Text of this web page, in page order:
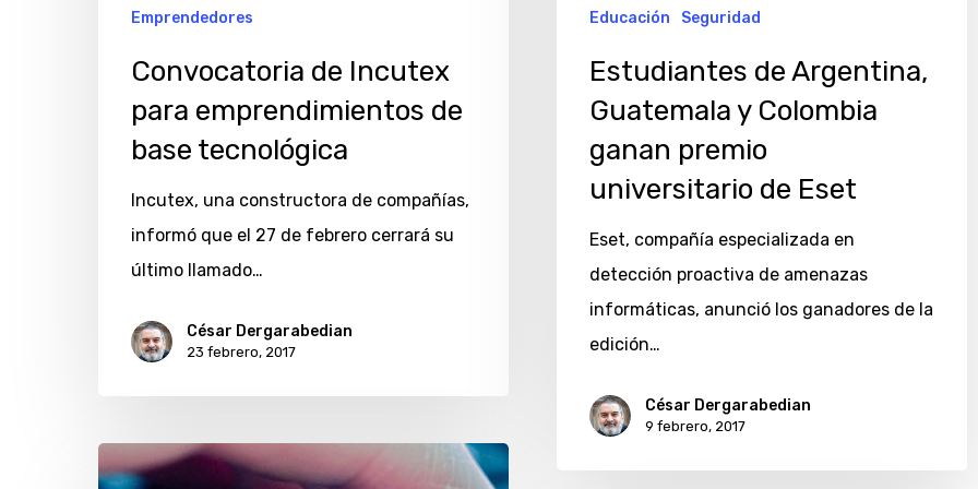
Emprendedores
Convocatoria de Incutex
para emprendimientos de
base tecnológica
Incutex, una constructora de compañías,
informó que el 27 de febrero cerrará su
último llamado…
César Dergarabedian
23 febrero, 2017
Educación Seguridad
Estudiantes de Argentina,
Guatemala y Colombia
ganan premio
universitario de Eset
Eset, compañía especializada en
detección proactiva de amenazas
informáticas, anunció los ganadores de la
edición…
César Dergarabedian
9 febrero, 2017
¿Dónde